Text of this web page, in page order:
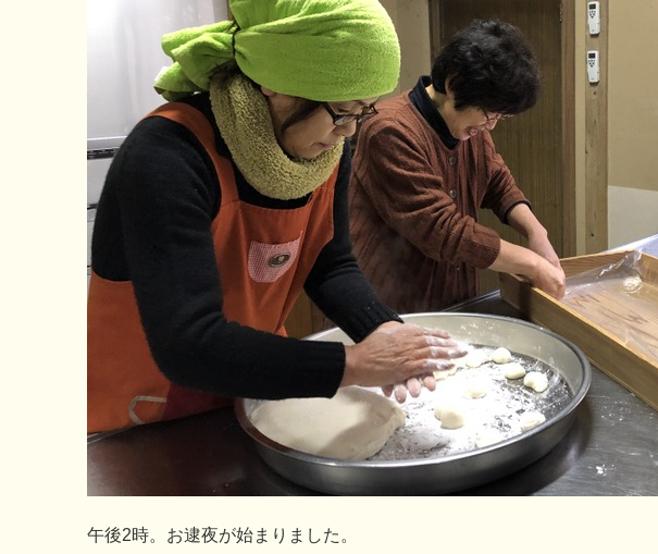
午後2時。お逮夜が始まりました。